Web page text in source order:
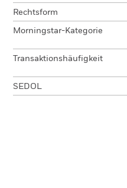
Rechtsform
Morningstar-Kategorie
Transaktionshäufigkeit
SEDOL